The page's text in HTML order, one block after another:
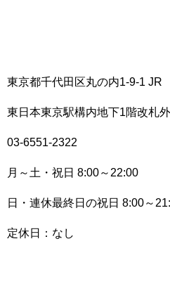
東京都千代田区丸の内1-9-1 JR
東日本東京駅構内地下1階改札
03-6551-2322
月～土・祝日 8:00～22:00
日・連休最終日の祝日 8:00～
定休日 ： なし